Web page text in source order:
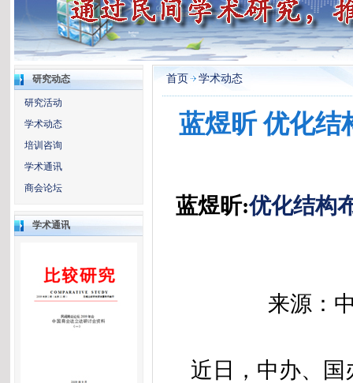
研究动态
研究活动
学术动态
培训咨询
学术通讯
商会论坛
学术通讯
首页 学术动态
蓝煜昕 优化结
蓝煜昕:优化结构
来源：
近日，中办、国